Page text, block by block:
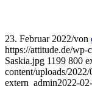
23. Februar 2022/von
https://attitude.de/
Saskia.jpg 1199 800
content/uploads/
extern_admin2022-